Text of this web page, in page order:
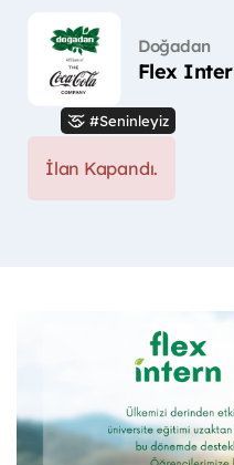
Doğadan
Flex
#Seninleyiz
İlan Kapandı.